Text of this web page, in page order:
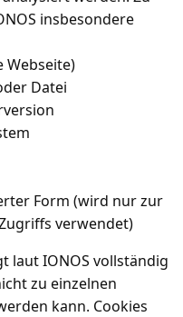
insbesondere
Webseite)
Datei
Form (wird nur zur
verwendet)
laut IONOS vollständig
zu einzelnen
kann. Cookies